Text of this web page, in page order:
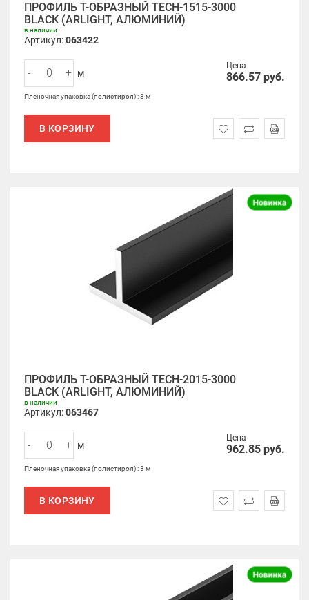
ПРОФИЛЬ Т-ОБРАЗНЫЙ TECH-1515-3000
BLACK (ARLIGHT, АЛЮМИНИЙ)
в наличии
Артикул:063422
Цена
866.57 руб.
- + м
Пленочная упаковка (полистирол) : 3 м
В КОРЗИНУ
ПРОФИЛЬ Т-ОБРАЗНЫЙ TECH-2015-3000
BLACK (ARLIGHT, АЛЮМИНИЙ)
в наличии
Артикул:063467
Цена
962.85 руб.
- + м
Пленочная упаковка (полистирол) : 3 м
В КОРЗИНУ